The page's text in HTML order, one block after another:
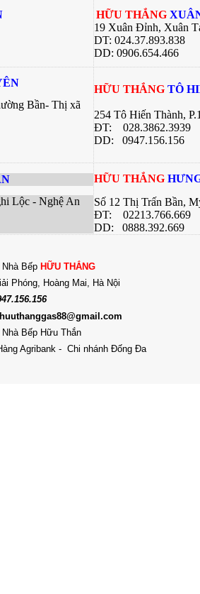
về 2 dòng
bạn có sự
bếp của gia
HỮU THẮNG
19 Xuân Đỉnh, Xuân
DT: 024.37.893.838
DD: 0906.654.466
Bần- Thị xã
HỮU THẮNG TÔ
254 Tô Hiến Thành,
ĐT:
028.3862.3939
DD: 0947.156.156
Lộc - Nghệ An
HỮU THẮNG
Số 12 Thị Trấn Bần,
ĐT: 02213.766.669
DD: 0888.392.669
Bếp HỮU THẮNG
Phóng, Hoàng Mai, Hà Nội
Bếp Hữu Thắn
Agribank - Chi nhánh Đống Đa